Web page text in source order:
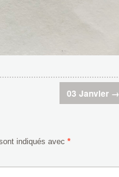
03 Janvier →
indiqués avec *